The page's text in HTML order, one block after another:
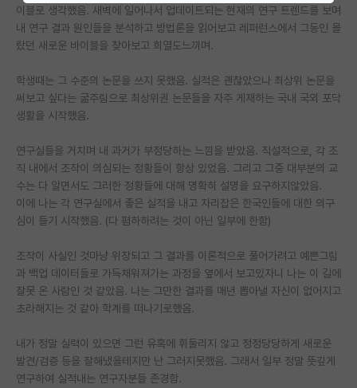
연구실(PI) 홍보 게시판
석박사 채용 정보 게시판
임용 정보 게시판
학부 인턴 게시판
취업 게시판
임용 후기 게시판
PI 전용 게시판
특수/전문대학원 게시판
반도체/AI 게시판
장학금/장학생 게시판
학술 정보 게시판
이블로 생각했음. 새벽에 일어나서 업데이트되는 현재의 연구 트렌드를 보며
내 연구 결과 원인들을 분석하고 방법론을 읽어보고 레퍼런스에서 그동인 몰
랐던 새로운 바이블을 찾아보고 희열도느끼며.
학생때는 그 수준의 논문을 쓰지 못했음. 실적은 괜찮았으나 최상위 논문을
써보고 싶다는 굶주림으로 최상위권 논문들을 자주 게재하는 국내 국외 포닥
생활을 시작했음.
연구실들을 거치며 내 과거가 부정당하는 느낌을 받았음. 직설적으로, 각 조
직 내에서 조작이 의심되는 정황들이 항상 있었음. 그리고 그중 대부분의 교
수는 다 알면서도 그러한 정황들에 대해 명확히 설명을 요구하지않았음.
이에 나는 각 연구실에서 좋은 실적을 내고 자리잡은 한국인들에 대한 의구
심이 들기 시작했음. (다 폄하하려는 것이 아닌 일부에 한함)
조작이 사실인 것마냥 위장되고 그 결과를 이론적으로 풀어가려고 예쁜그림
과 백업 데이터들로 가득채워져가는 과정을 옆에서 보고있자니 나는 이 길에
잘못 온 사람인 것 같았음. 나는 그만한 결과를 매년 뽑아낼 자신이 없어지고
초라해지는 것 같아 학계를 떠나기로했음.
내가 정말 실력이 있으면 그런 유혹에 휘둘리지 않고 정정당당하게 새로운
발견/검증 등을 잘해냈을테지만 난 그러지못했음. 그래서 일부 정말 뜻깊게
연구하여 실적내는 연구자분들 존경함.